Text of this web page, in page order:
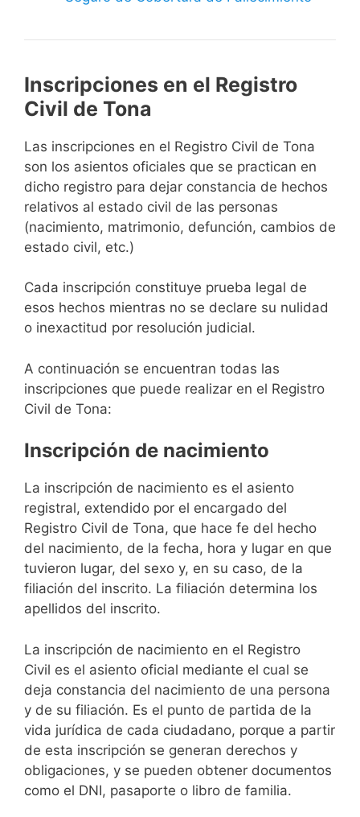
Inscripciones en el Registro
Civil de Tona
Las inscripciones en el Registro Civil de Tona
son los asientos oficiales que se practican en
dicho registro para dejar constancia de hechos
relativos al estado civil de las personas
(nacimiento, matrimonio, defunción, cambios de
estado civil, etc.)
Cada inscripción constituye prueba legal de
esos hechos mientras no se declare su nulidad
o inexactitud por resolución judicial.
A continuación se encuentran todas las
inscripciones que puede realizar en el Registro
Civil de Tona:
Inscripción de nacimiento
La inscripción de nacimiento es el asiento
registral, extendido por el encargado del
Registro Civil de Tona, que hace fe del hecho
del nacimiento, de la fecha, hora y lugar en que
tuvieron lugar, del sexo y, en su caso, de la
filiación del inscrito. La filiación determina los
apellidos del inscrito.
La inscripción de nacimiento en el Registro
Civil es el asiento oficial mediante el cual se
deja constancia del nacimiento de una persona
y de su filiación. Es el punto de partida de la
vida jurídica de cada ciudadano, porque a partir
de esta inscripción se generan derechos y
obligaciones, y se pueden obtener documentos
como el DNI, pasaporte o libro de familia.